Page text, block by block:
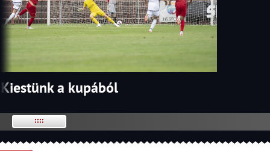
Kiestünk a kupából